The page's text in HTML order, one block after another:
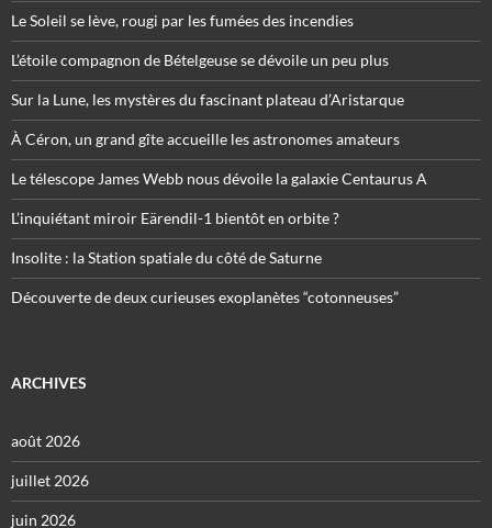
Le Soleil se lève, rougi par les fumées des incendies
L’étoile compagnon de Bételgeuse se dévoile un peu plus
Sur la Lune, les mystères du fascinant plateau d’Aristarque
À Céron, un grand gîte accueille les astronomes amateurs
Le télescope James Webb nous dévoile la galaxie Centaurus A
L’inquiétant miroir Eärendil-1 bientôt en orbite ?
Insolite : la Station spatiale du côté de Saturne
Découverte de deux curieuses exoplanètes “cotonneuses”
ARCHIVES
août 2026
juillet 2026
juin 2026